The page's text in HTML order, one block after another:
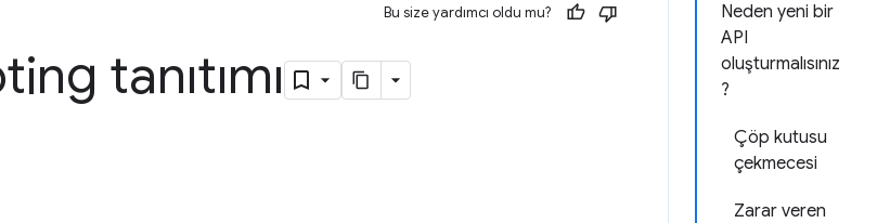
Neden yeni bir
API
oluşturmalısınız
?
Çöp kutusu
çekmecesi
Zarar veren
Bu size yardımcı oldu mu?
tanıtımı